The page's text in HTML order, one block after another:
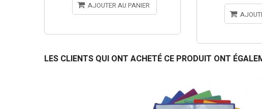
AJOUTER AU PANIER
LES CLIENTS QUI ONT ACHETÉ CE PRODUIT ONT